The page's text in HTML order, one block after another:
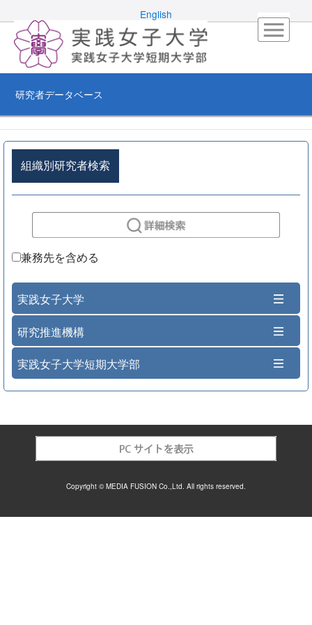
English
研究者データベース
組織別研究者検索
兼務先を含める
実践女子大学
研究推進機構
実践女子大学短期大学部
Copyright © MEDIA FUSION Co.,Ltd. All rights reserved.